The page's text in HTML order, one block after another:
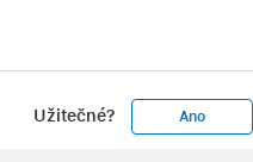
Užitečné? Ano